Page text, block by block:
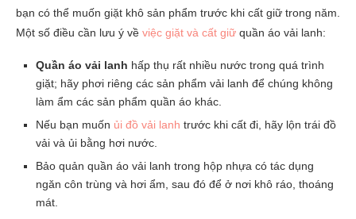
bạn có thể muốn giặt khô sản phẩm trước khi cất giữ trong năm.
Một số điều cần lưu ý về việc giặt và cất giữ quần áo vải lanh:
Quần áo vải lanh hấp thụ rất nhiều nước trong quá trình
giặt; hãy phơi riêng các sản phẩm vải lanh để chúng không
làm ẩm các sản phẩm quần áo khác.
Nếu bạn muốn ủi đồ vải lanh trước khi cất đi, hãy lộn trái đồ
vải và ủi bằng hơi nước.
Bảo quản quần áo vải lanh trong hộp nhựa có tác dụng
ngăn côn trùng và hơi ẩm, sau đó để ở nơi khô ráo, thoáng
mát.